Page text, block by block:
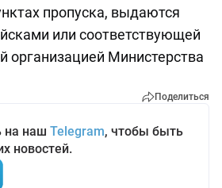
пропуска, выдаются
или соответствующей
организацией Министерства
Поделиться
на наш Telegram, чтобы быть
новостей.